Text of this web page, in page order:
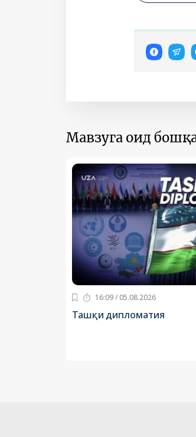
Мавзуга оид
16:09 / 05.08.2026
Ташқи дипломатия